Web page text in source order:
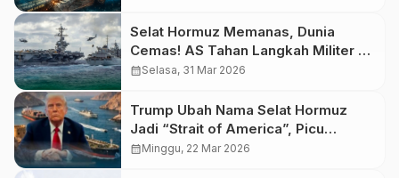
Selat Hormuz Memanas, Dunia
Cemas! AS Tahan Langkah Militer di
Tengah Ancaman Krisis Energi
calendar_monthSelasa, 31 Mar 2026
Trump Ubah Nama Selat Hormuz
Jadi “Strait of America”, Picu
Polemik Global
calendar_monthMinggu, 22 Mar 2026